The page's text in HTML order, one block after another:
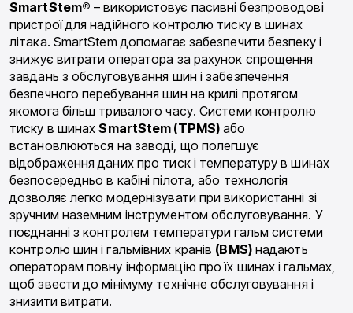
SmartStem® – використовує пасивні безпроводові
пристрої для надійного контролю тиску в шинах
літака. SmartStem допомагає забезпечити безпеку і
знижує витрати оператора за рахунок спрощення
завдань з обслуговування шин і забезпечення
безпечного перебування шин на крилі протягом
якомога більш тривалого часу. Системи контролю
тиску в шинахSmartStem (TPMS) або
встановлюються на заводі, що полегшує
відображення даних про тиск і температуру в шинах
безпосередньо в кабіні пілота, або технологія
дозволяє легко модернізувати при використанні зі
зручним наземним інструментом обслуговування. У
поєднанні з контролем температури гальм системи
контролю шин і гальмівних кранів (BMS)надають
операторам повну інформацію про їх шинах і гальмах,
щоб звести до мінімуму технічне обслуговування і
знизити витрати.